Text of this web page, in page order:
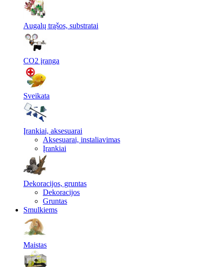
Augalų trąšos, substratai
CO2 įranga
Sveikata
Įrankiai, aksesuarai
Aksesuarai, instaliavimas
Įrankiai
Dekoracijos, gruntas
Dekoracijos
Gruntas
Smulkiems
Maistas